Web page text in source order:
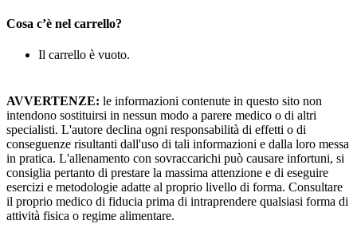
Cosa c’è nel carrello?
Il carrello è vuoto.
AVVERTENZE: le informazioni contenute in questo sito non
intendono sostituirsi in nessun modo a parere medico o di altri
specialisti. L'autore declina ogni responsabilità di effetti o di
conseguenze risultanti dall'uso di tali informazioni e dalla loro messa
in pratica. L'allenamento con sovraccarichi può causare infortuni, si
consiglia pertanto di prestare la massima attenzione e di eseguire
esercizi e metodologie adatte al proprio livello di forma. Consultare
il proprio medico di fiducia prima di intraprendere qualsiasi forma di
attività fisica o regime alimentare.